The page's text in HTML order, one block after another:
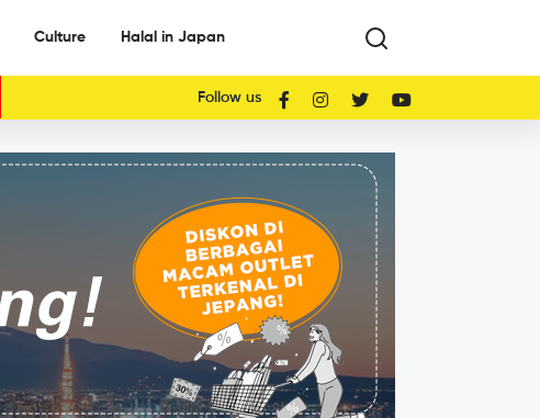
Culture Halal in Japan
Follow us